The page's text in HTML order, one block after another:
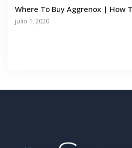
Where To Buy Aggrenox | How
julio 1, 2020